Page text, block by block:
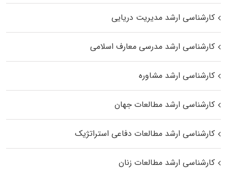
کارشناسی ارشد مدیریت دریایی
کارشناسی ارشد مدرسی معارف اسلامی
کارشناسی ارشد مشاوره
کارشناسی ارشد مطالعات جهان
کارشناسی ارشد مطالعات دفاعی استراتژیک
کارشناسی ارشد مطالعات زنان